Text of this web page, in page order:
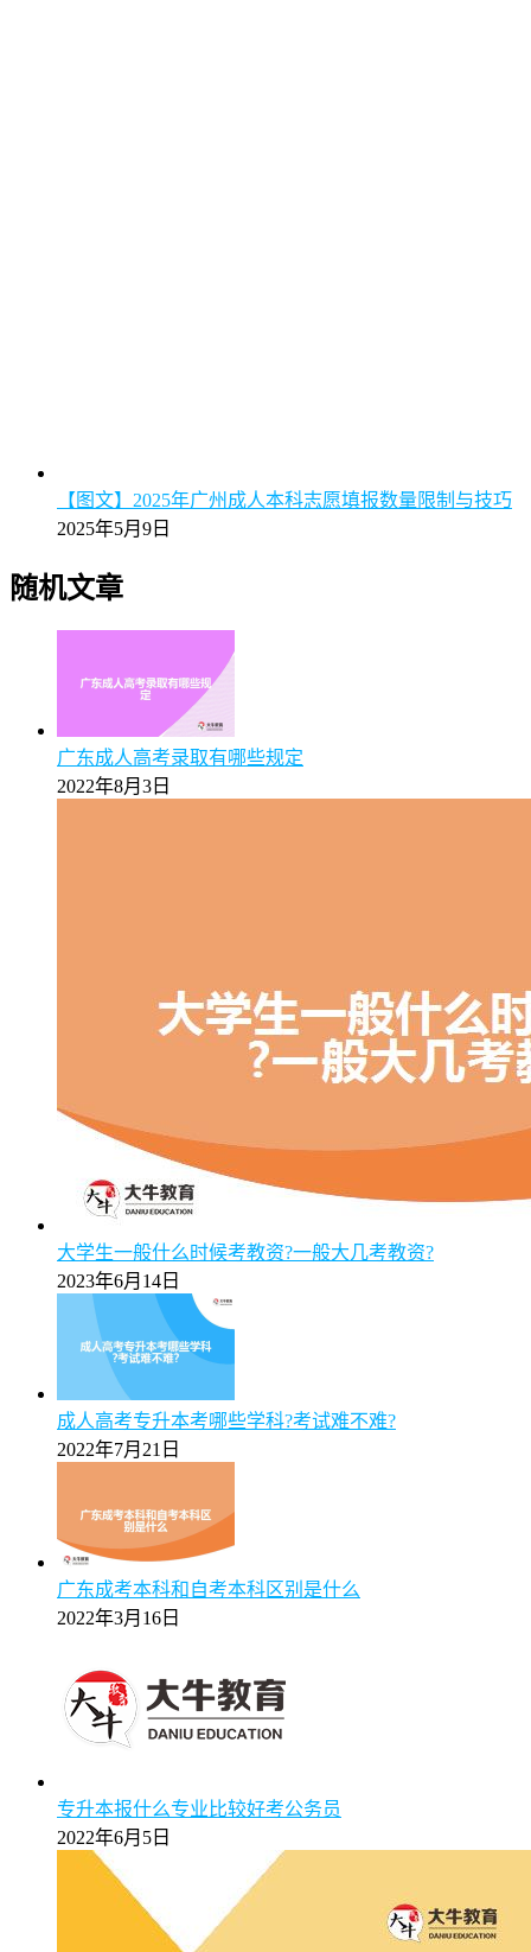
【图文】2025年广州成人本科志愿填报数量限制与技巧
2025年5月9日
随机文章
广东成人高考录取有哪些规定
2022年8月3日
大学生一般什么时候考教资?一般大几考教资?
2023年6月14日
成人高考专升本考哪些学科?考试难不难?
2022年7月21日
广东成考本科和自考本科区别是什么
2022年3月16日
专升本报什么专业比较好考公务员
2022年6月5日